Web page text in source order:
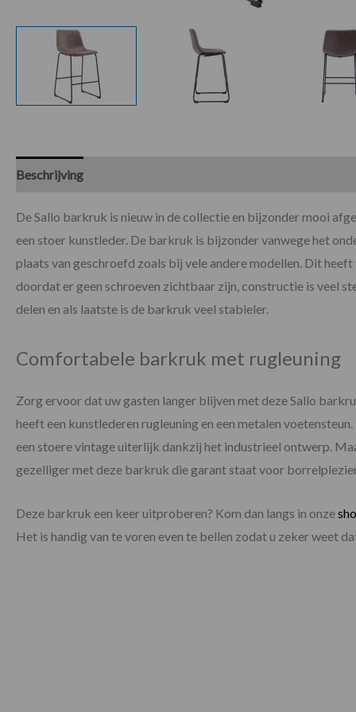
Beschrijving
De Sallo barkruk is nieuw in de collectie en bijzonder mooi
een stoer kunstleder. De barkruk is bijzonder vanwege het
plaats van geschroefd zoals bij vele andere modellen. Dit
doordat er geen schroeven zichtbaar zijn, constructie is veel
delen en als laatste is de barkruk veel stabieler.
Comfortabele barkruk met rugleuning
Zorg ervoor dat uw gasten langer blijven met deze Sallo
heeft een kunstlederen rugleuning en een metalen
een stoere vintage uiterlijk dankzij het industrieel ontwerp.
gezelliger met deze barkruk die garant staat voor
Deze barkruk een keer uitproberen? Kom dan langs in onze
Het is handig van te voren even te bellen zodat u zeker weet